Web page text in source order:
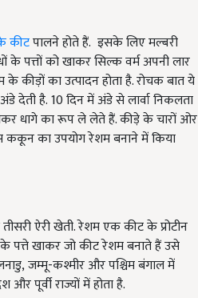
कीटपालने होते हैं. इसके लिए मल्बरी
के पत्तों को खाकर सिल्क वर्म अपनी लार
के कीड़ों का उत्पादन होता है. रोचक बात ये
अंडे देती है.10दिन में अंडे से लार्वा निकलता
धागे का रूप ले लेते हैं. कीड़े के चारों ओर
ककून का उपयोग रेशम बनाने में किया
ऐरी खेती. रेशम एक कीट के प्रोटीन
पत्ते खाकर जो कीट रेशम बनाते हैं उसे
,जम्मू-कश्मीर और पश्चिम बंगाल में
और पूर्वी राज्यों में होता है.